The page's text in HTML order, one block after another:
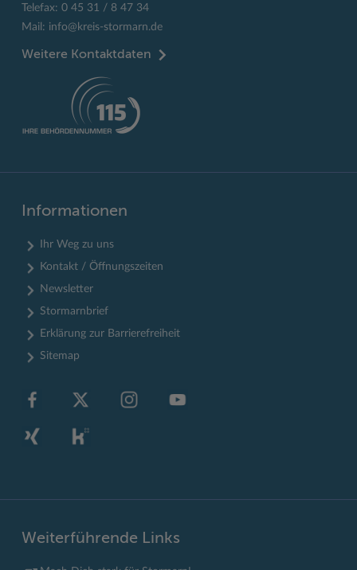
Telefax: 0 45 31 / 8 47 34
Mail: info@kreis-stormarn.de
Weitere Kontaktdaten
Informationen
Ihr Weg zu uns
Kontakt / Öffnungszeiten
Newsletter
Stormarnbrief
Erklärung zur Barrierefreiheit
Sitemap
Weiterführende Links